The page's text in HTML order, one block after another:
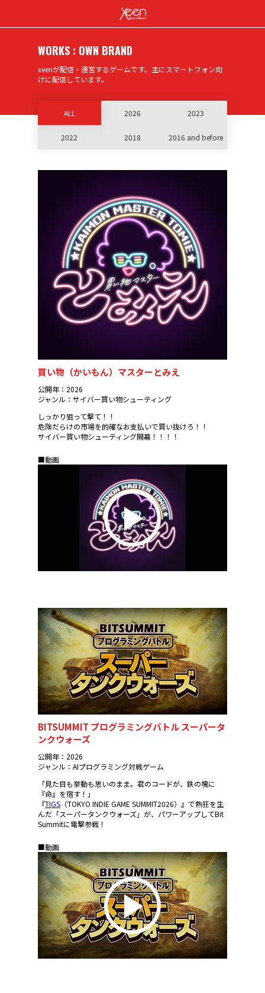
WORKS : OWN BRAND
xeenが配信・運営するゲームです。主にスマートフォン向
けに配信しています。
ALL 2026 2023
2022 2018 2016 and before
買い物（かいもん）マスターとみえ
公開年：2026
ジャンル：サイバー買い物シューティング
しっかり狙って撃て！！
危険だらけの市場を的確なお支払いで買い抜けろ！！
サイバー買い物シューティング開幕！！！！
■動画
BITSUMMIT プログラミングバトル スーパータ
ンクウォーズ
公開年：2026
ジャンル：AIプログラミング対戦ゲーム
「見た目も挙動も思いのまま。君のコードが、鉄の塊に
『命』を宿す！」
『TIGS （TOKYO INDIE GAME SUMMIT2026）』で熱狂を生
んだ「スーパータンクウォーズ」が、パワーアップしてBit
Summitに電撃参戦！
■動画